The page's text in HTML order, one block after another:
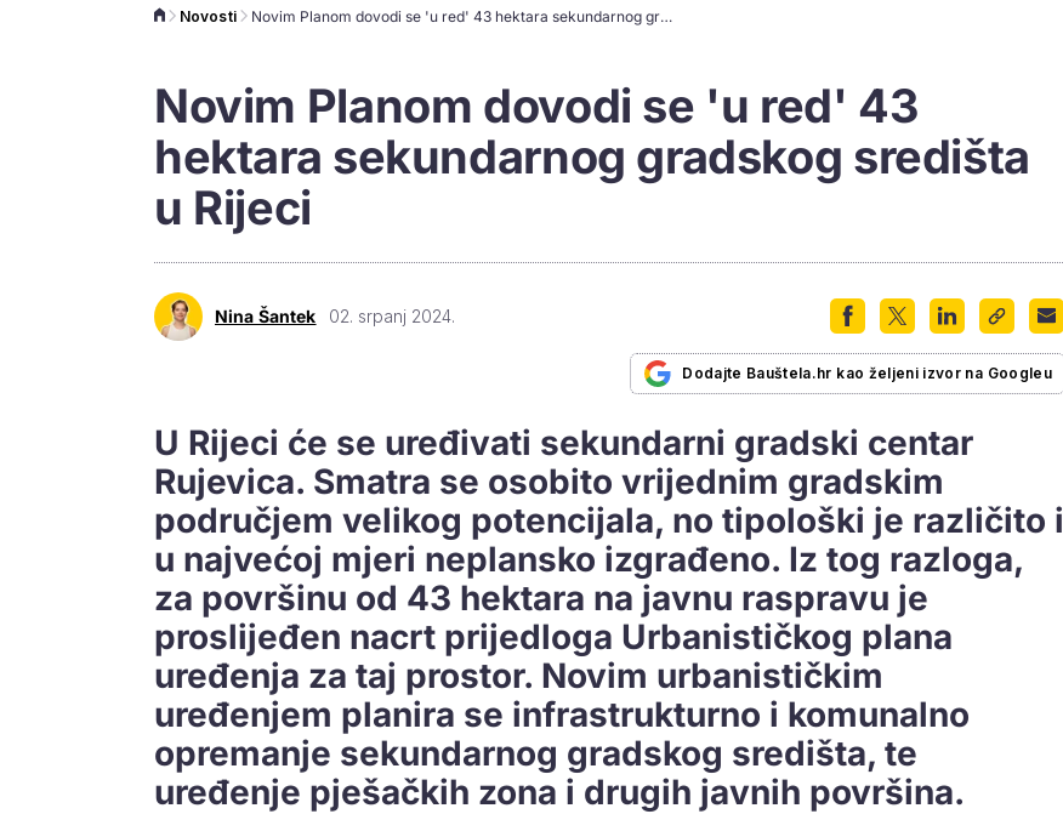
Novosti Novim Planom dovodi se 'u red' 43 hektara sekundarnog gradskog središta u Rijeci
Novim Planom dovodi se 'u red' 43
hektara sekundarnog gradskog središta
u Rijeci
Nina Šantek 02. srpanj 2024.
Dodajte Bauštela.hr kao željeni izvor na Googleu
U Rijeci će se uređivati sekundarni gradski centar
Rujevica. Smatra se osobito vrijednim gradskim
područjem velikog potencijala, no tipološki je različito i
u najvećoj mjeri neplansko izgrađeno. Iz tog razloga,
za površinu od 43 hektara na javnu raspravu je
proslijeđen nacrt prijedloga Urbanističkog plana
uređenja za taj prostor. Novim urbanističkim
uređenjem planira se infrastrukturno i komunalno
opremanje sekundarnog gradskog središta, te
uređenje pješačkih zona i drugih javnih površina.